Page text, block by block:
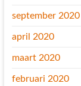
september 2020
april 2020
maart 2020
februari 2020